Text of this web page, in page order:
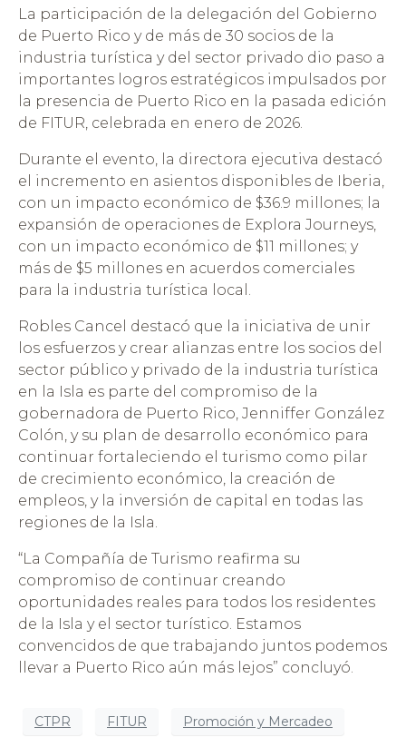
La participación de la delegación del Gobierno
de Puerto Rico y de más de 30 socios de la
industria turística y del sector privado dio paso a
importantes logros estratégicos impulsados por
la presencia de Puerto Rico en la pasada edición
de FITUR, celebrada en enero de 2026.
Durante el evento, la directora ejecutiva destacó
el incremento en asientos disponibles de Iberia,
con un impacto económico de $36.9 millones; la
expansión de operaciones de Explora Journeys,
con un impacto económico de $11 millones; y
más de $5 millones en acuerdos comerciales
para la industria turística local.
Robles Cancel destacó que la iniciativa de unir
los esfuerzos y crear alianzas entre los socios del
sector público y privado de la industria turística
en la Isla es parte del compromiso de la
gobernadora de Puerto Rico, Jenniffer González
Colón, y su plan de desarrollo económico para
continuar fortaleciendo el turismo como pilar
de crecimiento económico, la creación de
empleos, y la inversión de capital en todas las
regiones de la Isla.
“La Compañía de Turismo reafirma su
compromiso de continuar creando
oportunidades reales para todos los residentes
de la Isla y el sector turístico. Estamos
convencidos de que trabajando juntos podemos
llevar a Puerto Rico aún más lejos” concluyó.
CTPR FITUR Promoción y Mercadeo